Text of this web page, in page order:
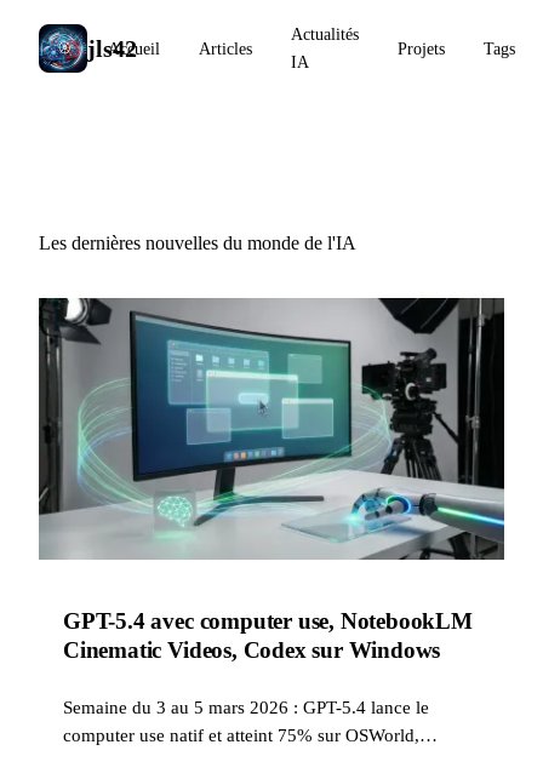
jls42
Accueil Articles
Actualités
IA
Projets Tags
Les dernières nouvelles du monde de l'IA
GPT-5.4 avec computer use, NotebookLM
Cinematic Videos, Codex sur Windows
Semaine du 3 au 5 mars 2026 : GPT-5.4 lance le
computer use natif et atteint 75% sur OSWorld,